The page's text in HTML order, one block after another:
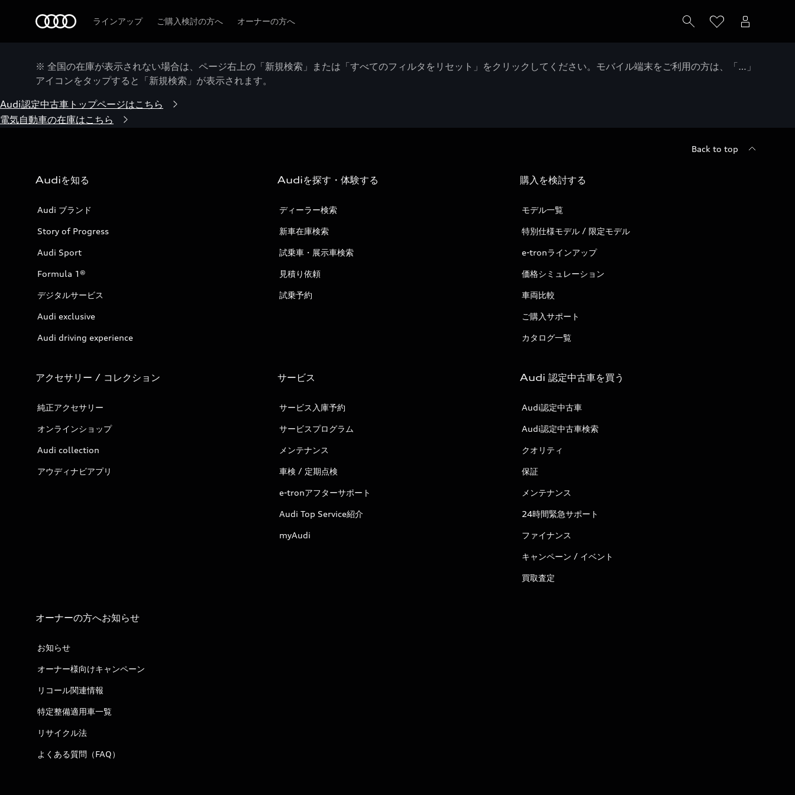
ラインアップ ご購入検討の方へ オーナーの方へ
※ 全国の在庫が表示されない場合は、ページ右上の「新規検索」または「すべてのフィルタをリセット」をクリックしてください。モバイル端末をご利用の方は、「…」
アイコンをタップすると「新規検索」が表示されます。
Audi認定中古車トップページはこちら
電気自動車の在庫はこちら
Back to top
Audiを知る
Audi ブランド
Story of Progress
Audi Sport
Formula 1®
デジタルサービス
Audi exclusive
Audi driving experience
Audiを探す・体験する
ディーラー検索
新車在庫検索
試乗車・展示車検索
見積り依頼
試乗予約
購入を検討する
モデル一覧
特別仕様モデル / 限定モデル
e-tronラインアップ
価格シミュレーション
車両比較
ご購入サポート
カタログ一覧
アクセサリー / コレクション
純正アクセサリー
オンラインショップ
Audi collection
アウディナビアプリ
サービス
サービス入庫予約
サービスプログラム
メンテナンス
車検 / 定期点検
e-tronアフターサポート
Audi Top Service紹介
myAudi
Audi 認定中古車を買う
Audi認定中古車
Audi認定中古車検索
クオリティ
保証
メンテナンス
24時間緊急サポート
ファイナンス
キャンペーン / イベント
買取査定
オーナーの方へお知らせ
お知らせ
オーナー様向けキャンペーン
リコール関連情報
特定整備適用車一覧
リサイクル法
よくある質問（FAQ）